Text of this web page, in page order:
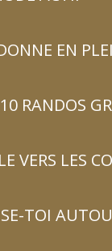
EN
RANDOS
VERS LES
TOI